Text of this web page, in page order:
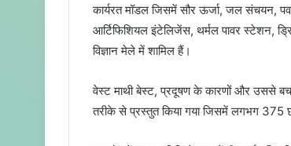
a
n
e
i
कार्यरत मॉडल जिसमें सौर ऊर्जा, जल संचयन,
आर्टिफिशियल इंटेलिजेंस, थर्मल पावर स्टेशन,
विज्ञान मेले में शामिल हैं।
वेस्ट माथी बेस्ट, प्रदूषण के कारणों और उससे
तरीके से प्रस्तुत किया गया जिसमें लगभग 375